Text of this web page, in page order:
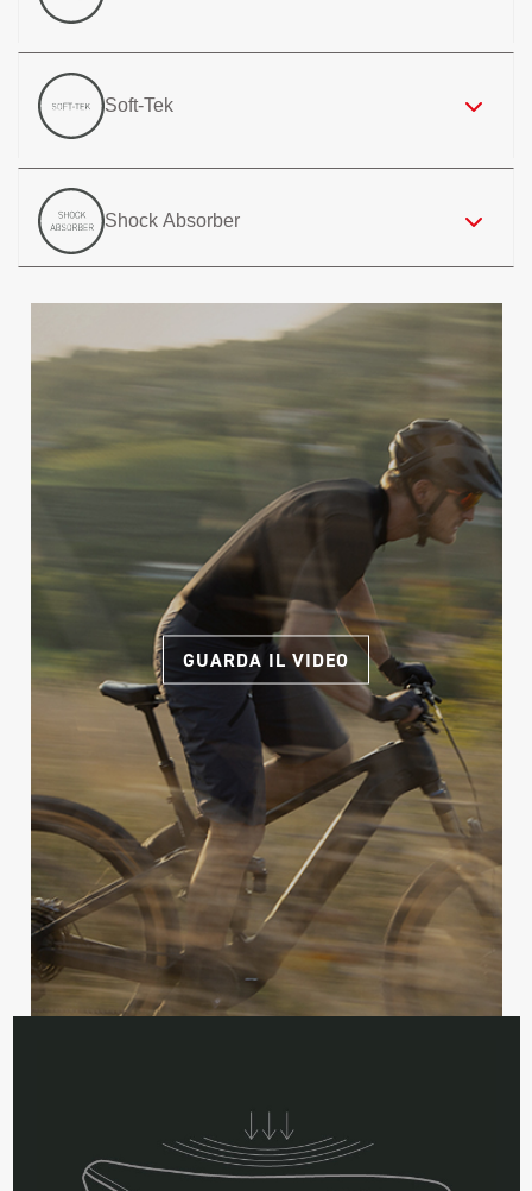
Soft-Tek
Shock Absorber
GUARDA IL VIDEO